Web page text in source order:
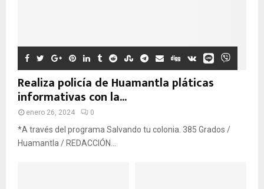
Realiza policía de Huamantla pláticas
informativas con la...
enero 26, 2024 0
*A través del programa Salvando tu colonia. 385 Grados /
Huamantla / REDACCIÓN...